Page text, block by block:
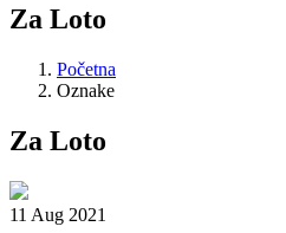
Za Loto
Početna
Oznake
Za Loto
11 Aug 2021